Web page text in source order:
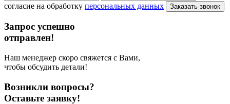
согласие на обработку персональных данных Заказать звонок
Запрос успешно
отправлен!
Наш менеджер скоро свяжется с Вами,
чтобы обсудить детали!
Возникли вопросы?
Оставьте заявку!